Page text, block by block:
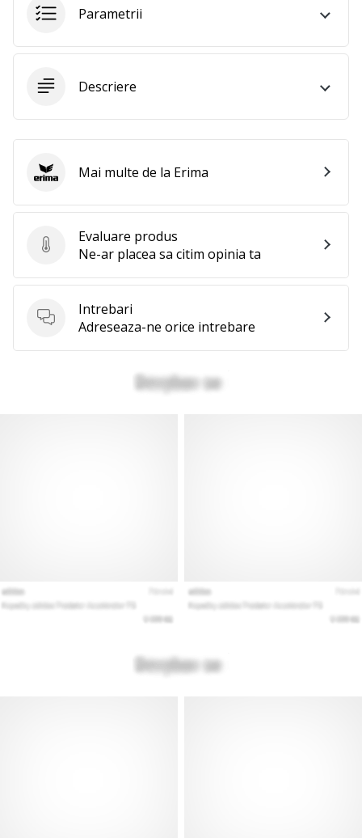
Parametrii
Descriere
Evaluare produs
Evaluare produs
Ne-ar placea sa citim opinia ta
Intrebari
Intrebari
Adreseaza-ne orice intrebare
ErimaMai multe de la Erima